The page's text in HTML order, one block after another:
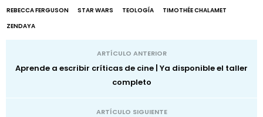
REBECCA FERGUSON
STAR WARS TEOLOGÍA
TIMOTHÉE CHALAMET
ZENDAYA
ARTÍCULO ANTERIOR
Aprende a escribir críticas de cine | Ya disponible el taller
completo
ARTÍCULO SIGUIENTE